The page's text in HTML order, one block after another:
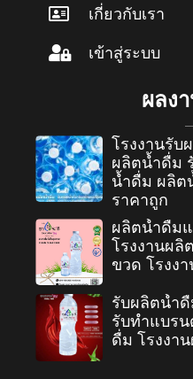
เกี่ยวกับเรา
เข้าสู่ระบบ
ผลง
โรงงานรับ
ผลิตน้ำดื่ม
น้ำดื่ม ผลิ
ราคาถูก
ผลิตน้ำดื่ม
โรงงานผลิ
ขวด โรงง
รับผลิตน้ำดื่
รับทำแบร
ดื่ม โรงงา